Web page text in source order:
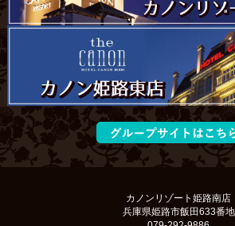
カノンリゾート姫路南店
兵庫県姫路市飯田633番地